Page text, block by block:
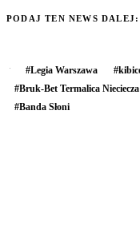
PODAJ TEN NEWS DALEJ:
#Legia Warszawa #
#Bruk-Bet Termalica Nieciecza
#Banda Słoni